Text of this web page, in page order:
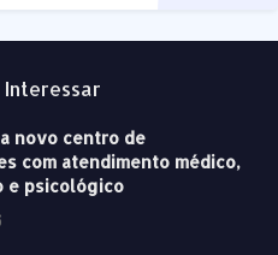
Interessar
novo centro de
com atendimento médico,
e psicológico